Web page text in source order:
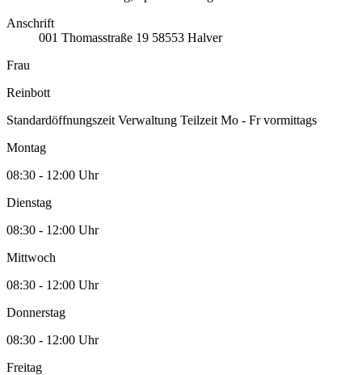
Anschrift
001 Thomasstraße 19 58553 Halver
Frau
Reinbott
Standardöffnungszeit Verwaltung Teilzeit Mo - Fr vormittags
Montag
08:30 - 12:00 Uhr
Dienstag
08:30 - 12:00 Uhr
Mittwoch
08:30 - 12:00 Uhr
Donnerstag
08:30 - 12:00 Uhr
Freitag